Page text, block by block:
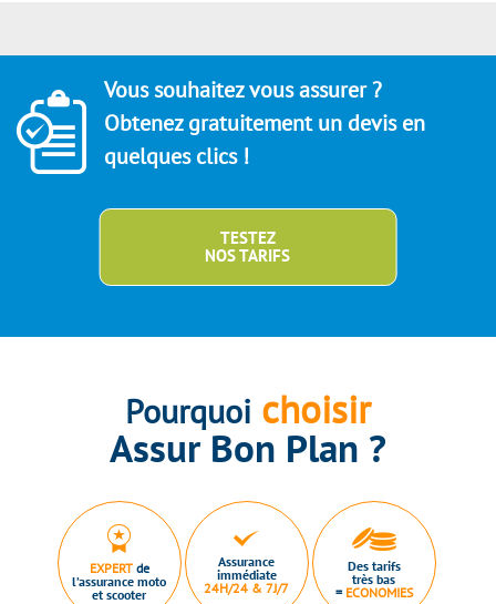
Vous souhaitez vous assurer ?
Obtenez gratuitement un devis en
quelques clics !
TESTEZ
NOS TARIFS
Pourquoi choisir
Assur Bon Plan ?
EXPERTde
l’assurance moto
et scooter
Assurance
immédiate
24H/24 & 7J/7
Des tarifs
très bas
= ECONOMIES